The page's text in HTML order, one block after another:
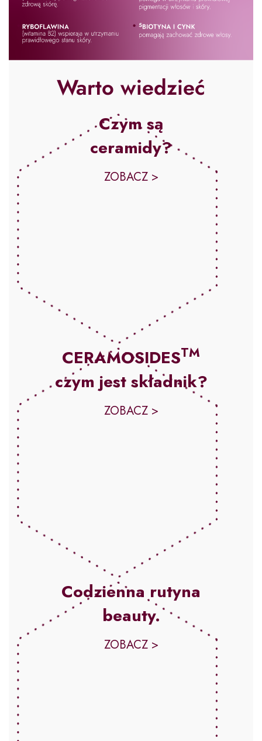
Warto wiedzieć
Czym są
ceramidy?
ZOBACZ >
CERAMOSIDESTM
czym jest składnik?
ZOBACZ >
Codzienna rutyna
beauty.
ZOBACZ >